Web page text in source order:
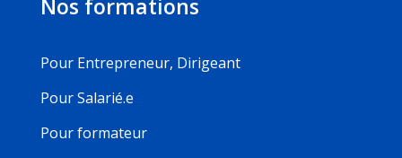
Nos formations
Pour Entrepreneur, Dirigeant
Pour Salarié.e
Pour formateur